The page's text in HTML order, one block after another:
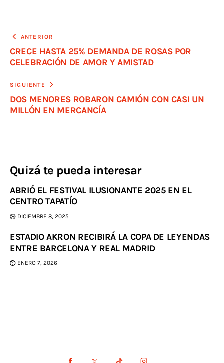
ANTERIOR
CRECE HASTA 25% DEMANDA DE ROSAS POR
CELEBRACIÓN DE AMOR Y AMISTAD
SIGUIENTE
DOS MENORES ROBARON CAMIÓN CON CASI UN
MILLÓN EN MERCANCÍA
Quizá te pueda interesar
ABRIÓ EL FESTIVAL ILUSIONANTE 2025 EN EL
CENTRO TAPATÍO
DICIEMBRE 8, 2025
ESTADIO AKRON RECIBIRÁ LA COPA DE LEYENDAS
ENTRE BARCELONA Y REAL MADRID
ENERO 7, 2026